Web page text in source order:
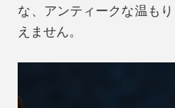
※写真は「クリアカラー」のブルー
海外旅行なら、日本円と
な、アンティークな温も
えません。